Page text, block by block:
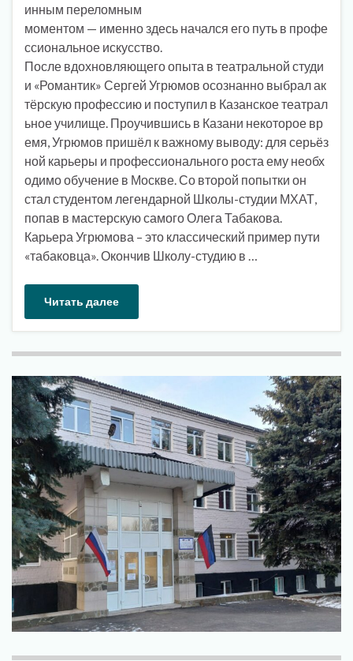
инным переломным
моментом — именно здесь начался его путь в профе
ссиональное искусство.
После вдохновляющего опыта в театральной студи
и «Романтик» Сергей Угрюмов осознанно выбрал ак
тёрскую профессию и поступил в Казанское театрал
ьное училище. Проучившись в Казани некоторое вр
емя, Угрюмов пришёл к важному выводу: для серьёз
ной карьеры и профессионального роста ему необх
одимо обучение в Москве. Со второй попытки он
стал студентом легендарной Школы-студии МХАТ,
попав в мастерскую самого Олега Табакова.
Карьера Угрюмова – это классический пример пути
«табаковца». Окончив Школу-студию в …
Читать далее